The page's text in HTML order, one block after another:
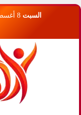
السبت 8 أغسطس 2026